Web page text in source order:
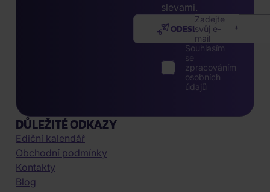
slevami.
Zadejte
svůj e-
mail
ODESLAT
Souhlasím
se
zpracováním
osobních
údajů
DŮLEŽITÉ ODKAZY
Ediční kalendář
Obchodní podmínky
Kontakty
Blog